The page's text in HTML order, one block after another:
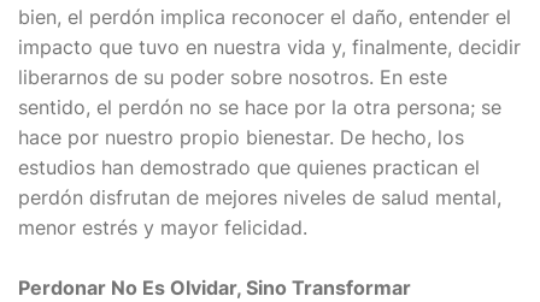
bien, el perdón implica reconocer el daño, entender el
impacto que tuvo en nuestra vida y, finalmente, decidir
liberarnos de su poder sobre nosotros. En este
sentido, el perdón no se hace por la otra persona; se
hace por nuestro propio bienestar. De hecho, los
estudios han demostrado que quienes practican el
perdón disfrutan de mejores niveles de salud mental,
menor estrés y mayor felicidad.
Perdonar No Es Olvidar, Sino Transformar